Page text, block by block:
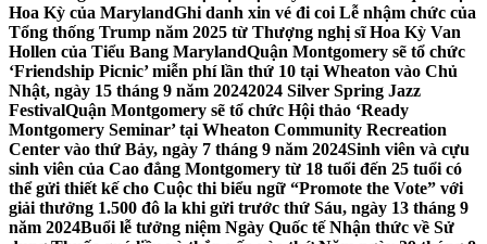
Hoa Kỳ của MarylandGhi danh xin vé đi coi Lễ nhậm chức của
Tổng thống Trump năm 2025 từ Thượng nghị sĩ Hoa Kỳ Van
Hollen của Tiểu Bang MarylandQuận Montgomery sẽ tổ chức
‘Friendship Picnic’ miễn phí lần thứ 10 tại Wheaton vào Chủ
Nhật, ngày 15 tháng 9 năm 20242024 Silver Spring Jazz
FestivalQuận Montgomery sẽ tổ chức Hội thảo ‘Ready
Montgomery Seminar’ tại Wheaton Community Recreation
Center vào thứ Bảy, ngày 7 tháng 9 năm 2024Sinh viên và cựu
sinh viên của Cao đẳng Montgomery từ 18 tuổi đến 25 tuổi có
thể gửi thiết kế cho Cuộc thi biểu ngữ “Promote the Vote” với
giải thưởng 1.500 đô la khi gửi trước thứ Sáu, ngày 13 tháng 9
năm 2024Buổi lễ tưởng niệm Ngày Quốc tế Nhận thức về Sử